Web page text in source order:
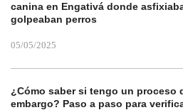
canina en Engativá donde
golpeaban perros
05/05/2025
¿Cómo saber si tengo un proceso
embargo? Paso a paso para